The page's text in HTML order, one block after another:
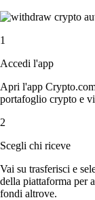
1
Accedi l'app
Apri l'app
portafoglio crypto e
2
Scegli chi riceve
Vai su trasferisci e
della piattaforma per
fondi altrove.